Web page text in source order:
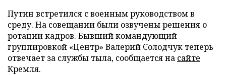
Путин встретился с военным руководством в
среду. На совещании были озвучены решения о
ротации кадров. Бывший командующий
группировкой «Центр» Валерий Солодчук теперь
отвечает за службы тыла, сообщается на сайте
Кремля.